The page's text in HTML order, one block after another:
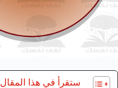
ستقرأ في هذا المقال